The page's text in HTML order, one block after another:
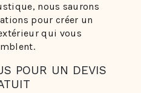
nous saurons
pour créer un
qui vous
POUR UN DEVIS